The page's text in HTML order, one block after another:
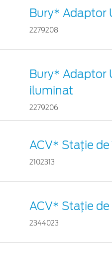
Bury* Adaptor
2279208
Bury* Adaptor
iluminat
2279206
ACV* Stație
2102313
ACV* Stație
2344023